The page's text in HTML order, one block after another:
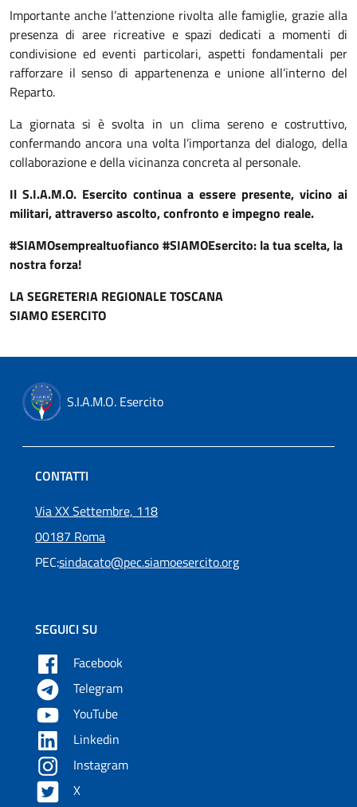
Importante anche l’attenzione rivolta alle famiglie, grazie alla
presenza di aree ricreative e spazi dedicati a momenti di
condivisione ed eventi particolari, aspetti fondamentali per
rafforzare il senso di appartenenza e unione all’interno del
Reparto.
La giornata si è svolta in un clima sereno e costruttivo,
confermando ancora una volta l’importanza del dialogo, della
collaborazione e della vicinanza concreta al personale.
Il S.I.A.M.O. Esercito continua a essere presente, vicino ai
militari, attraverso ascolto, confronto e impegno reale.
#SIAMOsemprealtuofianco #SIAMOEsercito: la tua scelta, la
nostra forza!
LA SEGRETERIA REGIONALE TOSCANA
SIAMO ESERCITO
S.I.A.M.O. Esercito
CONTATTI
Via XX Settembre, 118
00187 Roma
PEC:sindacato@pec.siamoesercito.org
SEGUICI SU
Facebook
Telegram
YouTube
Linkedin
Instagram
X